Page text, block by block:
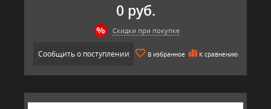
0 руб.
Скидки при покупке
Сообщить о поступлении В избранное К сравнению